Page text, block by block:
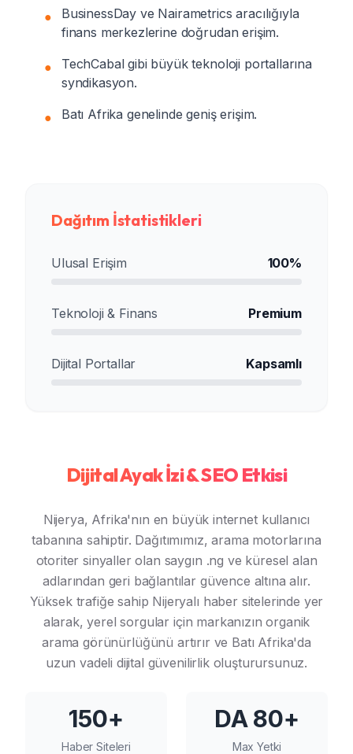
●
BusinessDay ve Nairametrics aracılığıyla
finans merkezlerine doğrudan erişim.
●
TechCabal gibi büyük teknoloji portallarına
syndikasyon.
● Batı Afrika genelinde geniş erişim.
Dağıtım İstatistikleri
Ulusal Erişim 100%
Teknoloji & Finans Premium
Dijital Portallar Kapsamlı
Dijital Ayak İzi & SEO Etkisi
Nijerya, Afrika'nın en büyük internet kullanıcı
tabanına sahiptir. Dağıtımımız, arama motorlarına
otoriter sinyaller olan saygın .ng ve küresel alan
adlarından geri bağlantılar güvence altına alır.
Yüksek trafiğe sahip Nijeryalı haber sitelerinde yer
alarak, yerel sorgular için markanızın organik
arama görünürlüğünü artırır ve Batı Afrika'da
uzun vadeli dijital güvenilirlik oluşturursunuz.
150+
Haber Siteleri
DA 80+
Max Yetki